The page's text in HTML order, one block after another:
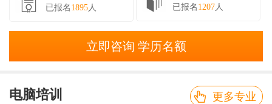
已报名 1895人 已报名 1207人
立即咨询 学历名额
电脑培训 更多专业